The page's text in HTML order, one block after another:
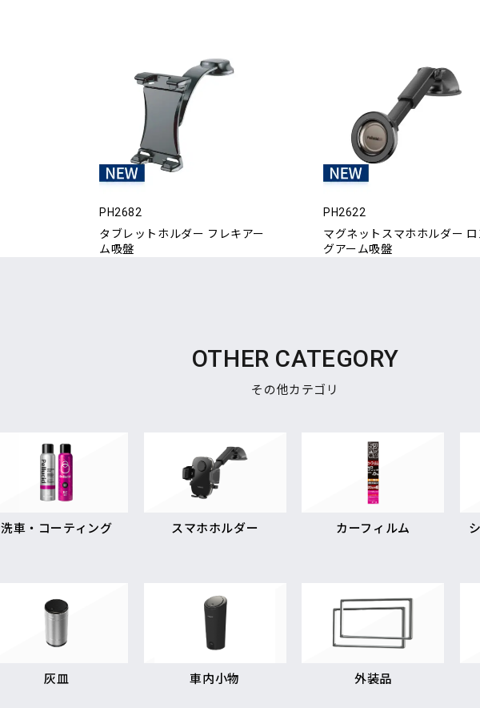
PH2682
タブレットホルダー フレキアー
ム吸盤
PH2622
マグネットスマホホルダー ロ
グアーム吸盤
OTHER CATEGORY
その他カテゴリ
洗車・コーティング スマホホルダー カーフィルム
灰皿 車内小物 外装品